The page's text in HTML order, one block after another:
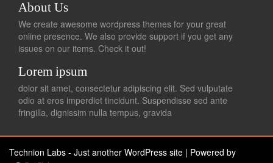
About Us
We create awesome wordpress themes for your great
online presence. We also provide support if you get any
issues on our items. Check it out!
Lorem ipsum
dolor sit amet, consectetur adipiscing elit. Sed vulputate
odio at eros imperdiet tincidunt. Suspendisse sed ante
fringilla, dignissim nulla tempus, gravida
Technion Labs - Just another WordPress site | Powered by